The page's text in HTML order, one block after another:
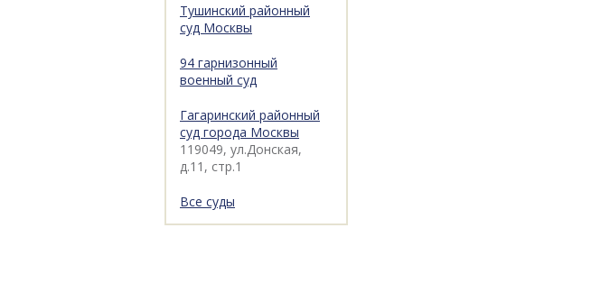
Тушинский районный
суд Москвы
94 гарнизонный
военный суд
Гагаринский районный
суд города Москвы
119049, ул.Донская,
д.11, стр.1
Все суды